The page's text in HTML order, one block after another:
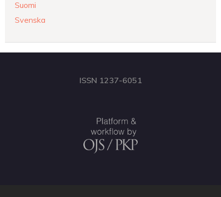
Suomi
Svenska
ISSN 1237-6051